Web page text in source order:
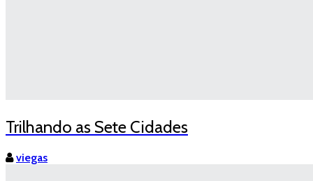
Trilhando as Sete Cidades
viegas